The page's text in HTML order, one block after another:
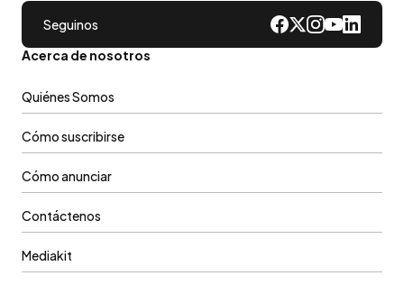
Seguinos
Acerca de nosotros
Quiénes Somos
Cómo suscribirse
Cómo anunciar
Contáctenos
Mediakit